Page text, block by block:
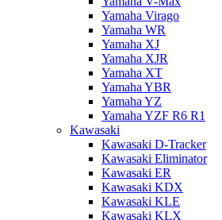
Yamaha Virago
Yamaha WR
Yamaha XJ
Yamaha XJR
Yamaha XT
Yamaha YBR
Yamaha YZ
Yamaha YZF R6 R1
Kawasaki
Kawasaki D-Tracker
Kawasaki Eliminator
Kawasaki ER
Kawasaki KDX
Kawasaki KLE
Kawasaki KLX